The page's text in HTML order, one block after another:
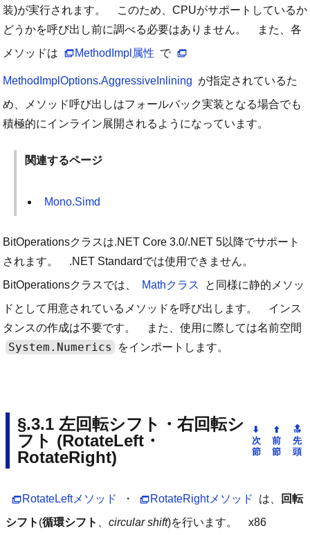
装)が実行されます。 このため、CPUがサポートしているか
どうかを呼び出し前に調べる必要はありません。 また、各
メソッドは
MethodImpl属性 で
MethodImplOptions.AggressiveInlining が指定されているた
め、メソッド呼び出しはフォールバック実装となる場合でも
積極的にインライン展開されるようになっています。
関連するページ
Mono.Simd
BitOperationsクラスは.NET Core 3.0/.NET 5以降でサポート
されます。 .NET Standardでは使用できません。
BitOperationsクラスでは、
Mathクラス
と同様に静的メソッ
ドとして用意されているメソッドを呼び出します。 インス
タンスの作成は不要です。 また、使用に際しては名前空間
System.Numerics をインポートします。
左回転シフト・右回転シ
フト (RotateLeft・
RotateRight)
RotateLeftメソッド ・ RotateRightメソッド は、
回転
シフト (循環シフト 、 circular shift)を行います。 x86